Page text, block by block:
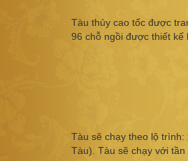
Tàu thủy cao tốc được
96 chỗ ngồi được thiết kế
Tàu sẽ chạy theo lộ
Tàu). Tàu sẽ chạy với